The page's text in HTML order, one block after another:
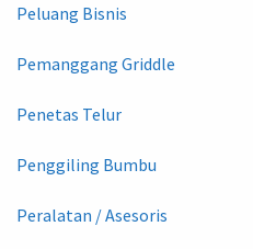
Peluang Bisnis
Pemanggang Griddle
Penetas Telur
Penggiling Bumbu
Peralatan / Asesoris